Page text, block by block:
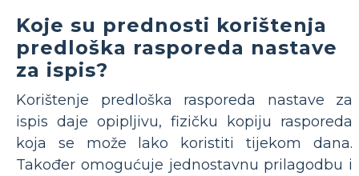
Koje su prednosti korištenja
predloška rasporeda nastave
za ispis?
Korištenje predloška rasporeda nastave za
ispis daje opipljivu, fizičku kopiju rasporeda
koja se može lako koristiti tijekom dana.
Također omogućuje jednostavnu prilagodbu i